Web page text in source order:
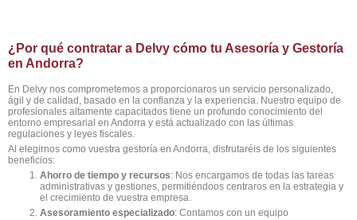
¿Por qué contratar a Delvy cómo tu Asesoría y Gestoría
en Andorra?
En Delvy nos comprometemos a proporcionaros un servicio personalizado,
ágil y de calidad, basado en la confianza y la experiencia. Nuestro equipo de
profesionales altamente capacitados tiene un profundo conocimiento del
entorno empresarial en Andorra y está actualizado con las últimas
regulaciones y leyes fiscales.
Al elegirnos como vuestra gestoría en Andorra, disfrutaréis de los siguientes
beneficios:
Ahorro de tiempo y recursos: Nos encargamos de todas las tareas
administrativas y gestiones, permitiéndoos centraros en la estrategia y
el crecimiento de vuestra empresa.
Asesoramiento especializado: Contamos con un equipo